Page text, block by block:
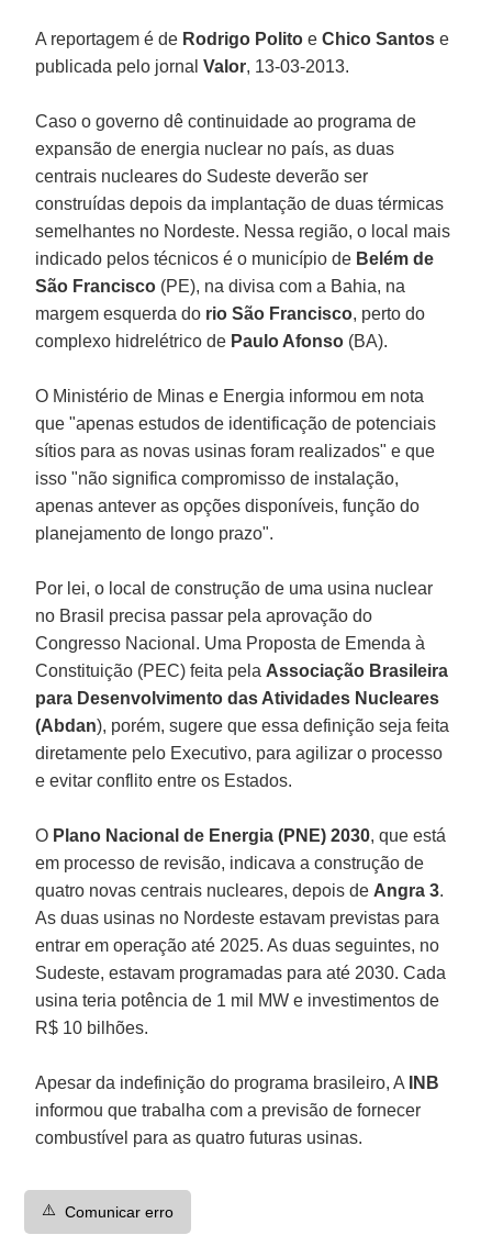
A reportagem é de Rodrigo Polito eChico Santos e
publicada pelo jornalValor, 13-03-2013.
Caso o governo dê continuidade ao programa de
expansão de energia nuclear no país, as duas
centrais nucleares do Sudeste deverão ser
construídas depois da implantação de duas térmicas
semelhantes no Nordeste. Nessa região, o local mais
indicado pelos técnicos é o município de Belém de
São Francisco (PE), na divisa com a Bahia, na
margem esquerda do rio São Francisco, perto do
complexo hidrelétrico de Paulo Afonso (BA).
O Ministério de Minas e Energia informou em nota
que "apenas estudos de identificação de potenciais
sítios para as novas usinas foram realizados" e que
isso "não significa compromisso de instalação,
apenas antever as opções disponíveis, função do
planejamento de longo prazo".
Por lei, o local de construção de uma usina nuclear
no Brasil precisa passar pela aprovação do
Congresso Nacional. Uma Proposta de Emenda à
Constituição (PEC) feita pela Associação Brasileira
para Desenvolvimento das Atividades Nucleares
(Abdan), porém, sugere que essa definição seja feita
diretamente pelo Executivo, para agilizar o processo
e evitar conflito entre os Estados.
O Plano Nacional de Energia (PNE) 2030, que está
em processo de revisão, indicava a construção de
quatro novas centrais nucleares, depois de Angra 3.
As duas usinas no Nordeste estavam previstas para
entrar em operação até 2025. As duas seguintes, no
Sudeste, estavam programadas para até 2030. Cada
usina teria potência de 1 mil MW e investimentos de
R$ 10 bilhões.
Apesar da indefinição do programa brasileiro, A
INB
informou que trabalha com a previsão de fornecer
combustível para as quatro futuras usinas.
⚠️ Comunicar erro